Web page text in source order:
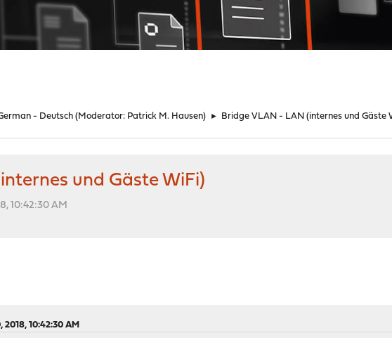
- Deutsch (Moderator: Patrick M. Hausen) ► Bridge VLAN - LAN (internes und Gäste
und Gäste WiFi)
10:42:30 AM
2018, 10:42:30 AM